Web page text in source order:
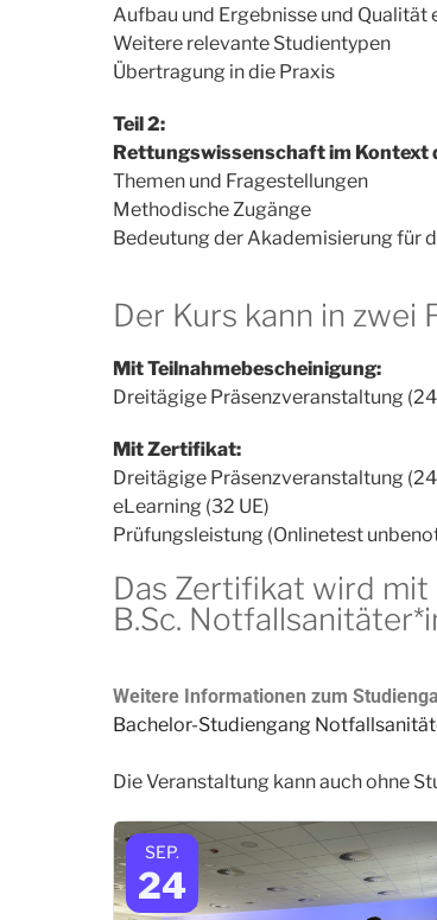
Aufbau und Ergebnisse und
Weitere relevante Studientypen
Übertragung in die Praxis
Teil 2:
Rettungswissenschaft im Kontext
Themen und Fragestellungen
Methodische Zugänge
Bedeutung der Akademisierung für
Der Kurs kann in zwei
Mit Teilnahmebescheinigung:
Dreitägige Präsenzveranstaltung (24
Mit Zertifikat:
Dreitägige Präsenzveranstaltung
eLearning (32 UE)
Prüfungsleistung (Onlinetest
Das Zertifikat wird mit
B.Sc.
Weitere Informationen zum
Bachelor-Studiengang
Die Veranstaltung kann auch ohne
SEP.
24